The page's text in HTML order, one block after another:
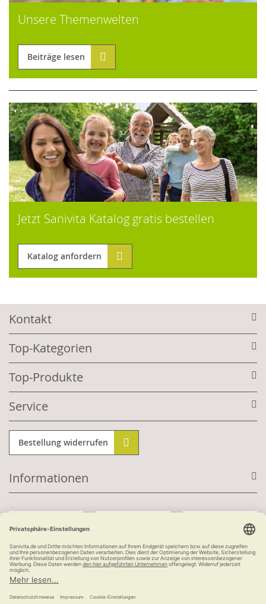
Unsere Themenwelten
Beiträge lesen
Jetzt Sanivita Katalog gratis bestellen
Katalog anfordern
Kontakt
Top-Kategorien
Top-Produkte
Service
Bestellung widerrufen
Informationen
Kauf auf Rechnung